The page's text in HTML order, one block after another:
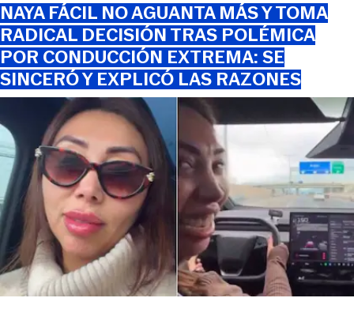
NAYA FÁCIL NO AGUANTA MÁS Y TOMA
RADICAL DECISIÓN TRAS POLÉMICA
POR CONDUCCIÓN EXTREMA: SE
SINCERÓ Y EXPLICÓ LAS RAZONES